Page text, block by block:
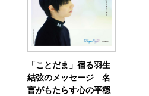
「ことだま」宿る羽生
結弦のメッセージ 名
言がもたらす心の平穏